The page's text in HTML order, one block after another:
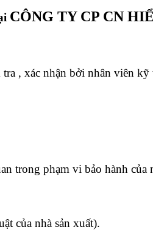
CÔNG TY CP CN
tra , xác nhận bởi nhân viên kỹ
trong phạm vi bảo hành của
của nhà sản xuất).